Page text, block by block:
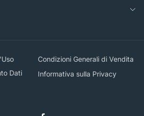
Condizioni Generali di Vendita
Dati
Informativa sulla Privacy